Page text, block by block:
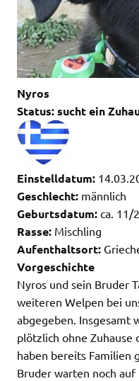
Nyros
Status: sucht ein
Einstelldatum:
Geschlecht: männlich
Geburtsdatum: ca. 11/
Rasse: Mischling
Aufenthaltsort:
Vorgeschichte
Nyros und sein Bruder
weiteren Welpen bei
abgegeben. Insgesamt
plötzlich ohne Zuhause
haben bereits Familien
Bruder warten noch auf